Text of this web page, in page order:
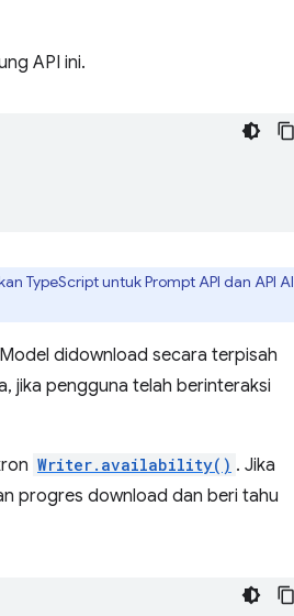
API ini.
TypeScript untuk Prompt API dan API AI
didownload secara terpisah
jika pengguna telah berinteraksi
Writer.availability() . Jika
progres download dan beri tahu